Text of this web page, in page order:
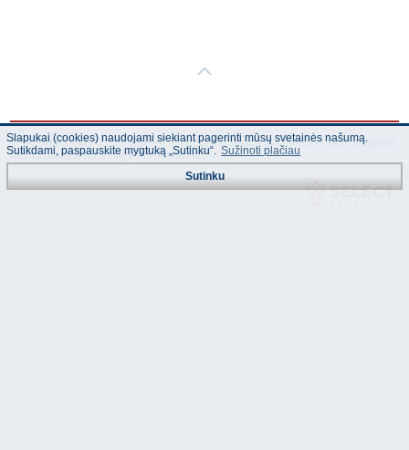
© "AS Akvedukts" 2026. Dalinai ar pilnai naudojant duomenis iš šios svetainės
būtina naudoti nuorodą Į "AS Akvedukts"!
Slapukai (cookies) naudojami siekiant pagerinti mūsų svetainės našumą.
Sutikdami, paspauskite mygtuką „Sutinku“. Sužinoti plačiau
Sutinku